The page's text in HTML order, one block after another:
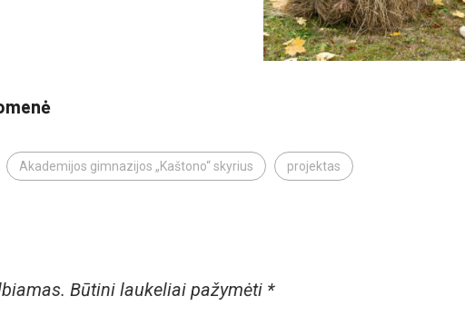
Akademijos gimnazijos „Kaštono“ skyrius projektas
Būtini laukeliai pažymėti *